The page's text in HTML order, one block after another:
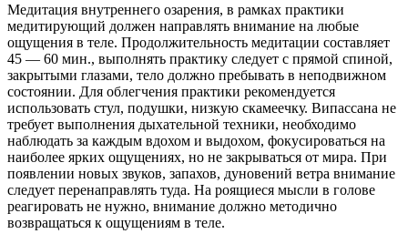
Медитация внутреннего озарения, в рамках практики
медитирующий должен направлять внимание на любые
ощущения в теле. Продолжительность медитации составляет
45 — 60 мин., выполнять практику следует с прямой спиной,
закрытыми глазами, тело должно пребывать в неподвижном
состоянии. Для облегчения практики рекомендуется
использовать стул, подушки, низкую скамеечку. Випассана не
требует выполнения дыхательной техники, необходимо
наблюдать за каждым вдохом и выдохом, фокусироваться на
наиболее ярких ощущениях, но не закрываться от мира. При
появлении новых звуков, запахов, дуновений ветра внимание
следует перенаправлять туда. На роящиеся мысли в голове
реагировать не нужно, внимание должно методично
возвращаться к ощущениям в теле.